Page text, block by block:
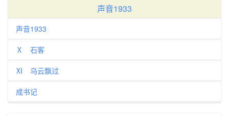
声音1933
声音1933
Ⅹ 石客
Ⅺ 乌云飘过
成书记